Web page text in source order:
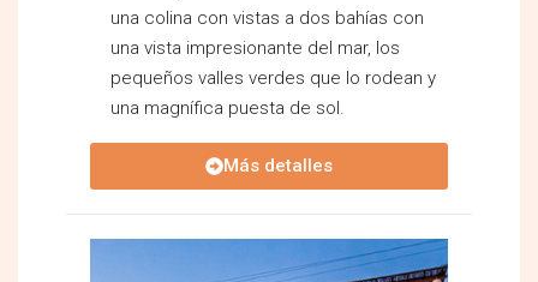
una colina con vistas a dos bahías con
una vista impresionante del mar, los
pequeños valles verdes que lo rodean y
una magnífica puesta de sol.
Más detalles